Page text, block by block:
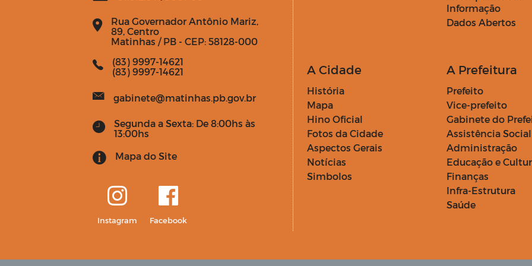
Rua Governador Antônio Mariz,
89, Centro
Matinhas / PB - CEP: 58128-000
(83) 9997-14621
(83) 9997-14621
gabinete@matinhas.pb.gov.br
Segunda a Sexta: De 8:00hs às
13:00hs
Mapa do Site
Instagram Facebook
Informação
Dados Abertos
A Cidade
História
Mapa
Hino Oficial
Fotos da Cidade
Aspectos Gerais
Notícias
Simbolos
A Prefeitura
Prefeito
Vice-prefeito
Gabinete do
Assistência Social
Administração
Educação e
Finanças
Infra-Estrutura
Saúde